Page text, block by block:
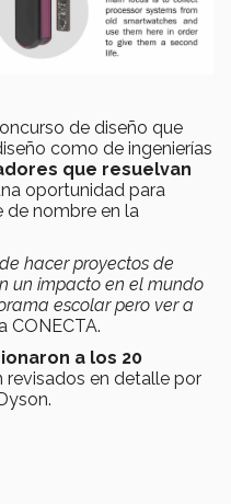
de diseño que
como de ingenierías
que resuelvan
oportunidad para
de nombre en la
hacer proyectos de
un impacto en el mundo
escolar pero ver a
CONECTA.
a los 20
revisados en detalle por